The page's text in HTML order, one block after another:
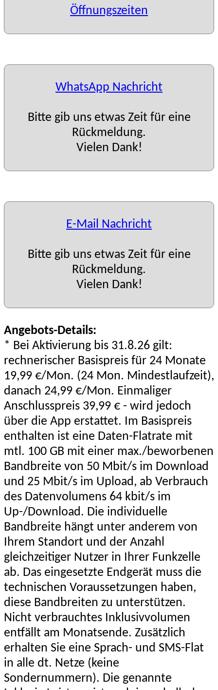
Öffnungszeiten
WhatsApp Nachricht
Bitte gib uns etwas Zeit für eine
Rückmeldung.
Vielen Dank!
E-Mail Nachricht
Bitte gib uns etwas Zeit für eine
Rückmeldung.
Vielen Dank!
Angebots-Details:
* Bei Aktivierung bis 31.8.26 gilt:
rechnerischer Basispreis für 24 Monate
19,99 €/Mon. (24 Mon. Mindestlaufzeit),
danach 24,99 €/Mon. Einmaliger
Anschlusspreis 39,99 € - wird jedoch
über die App erstattet. Im Basispreis
enthalten ist eine Daten-Flatrate mit
mtl. 100 GB mit einer max./beworbenen
Bandbreite von 50 Mbit/s im Download
und 25 Mbit/s im Upload, ab Verbrauch
des Datenvolumens 64 kbit/s im
Up-/Download. Die individuelle
Bandbreite hängt unter anderem von
Ihrem Standort und der Anzahl
gleichzeitiger Nutzer in Ihrer Funkzelle
ab. Das eingesetzte Endgerät muss die
technischen Voraussetzungen haben,
diese Bandbreiten zu unterstützen.
Nicht verbrauchtes Inklusivvolumen
entfällt am Monatsende. Zusätzlich
erhalten Sie eine Sprach- und SMS-Flat
in alle dt. Netze (keine
Sondernummern). Die genannte